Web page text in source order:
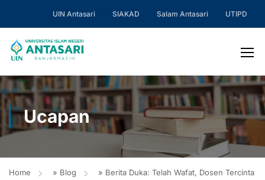
UIN Antasari SIAKAD Salam Antasari UTIPD
Ucapan
Home » Blog » Berita Duka: Telah Wafat, Dosen Tercinta